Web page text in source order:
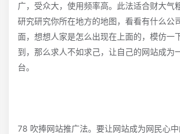
广，受众大，使用频率高。此法适合财大气
研究研究你所在地方的地图，看看有什么公
面，想想人家是怎么出现在上面的，模仿一
到，那么求人不如求己，让自己的网站成为
台。
78 吹捧网站推广法。要让网站成为网民心